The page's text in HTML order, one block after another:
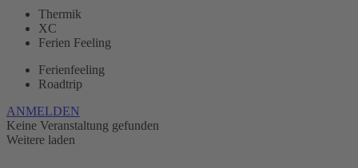
Thermik
XC
Ferien Feeling
Ferienfeeling
Roadtrip
ANMELDEN
Keine Veranstaltung gefunden
Weitere laden